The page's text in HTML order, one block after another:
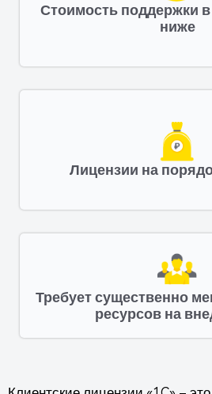
Стоимость поддержки в
ниже
Лицензии на
Требует существенно
ресурсов на